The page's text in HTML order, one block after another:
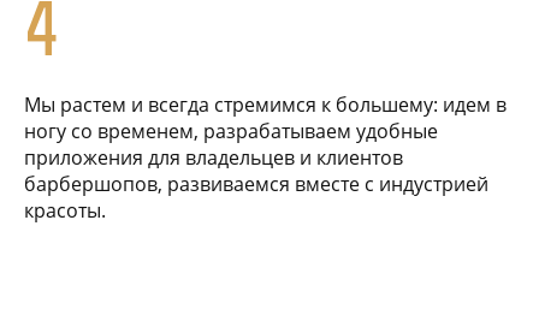
4
Мы растем и всегда стремимся к большему: идем в
ногу со временем, разрабатываем удобные
приложения для владельцев и клиентов
барбершопов, развиваемся вместе с индустрией
красоты.